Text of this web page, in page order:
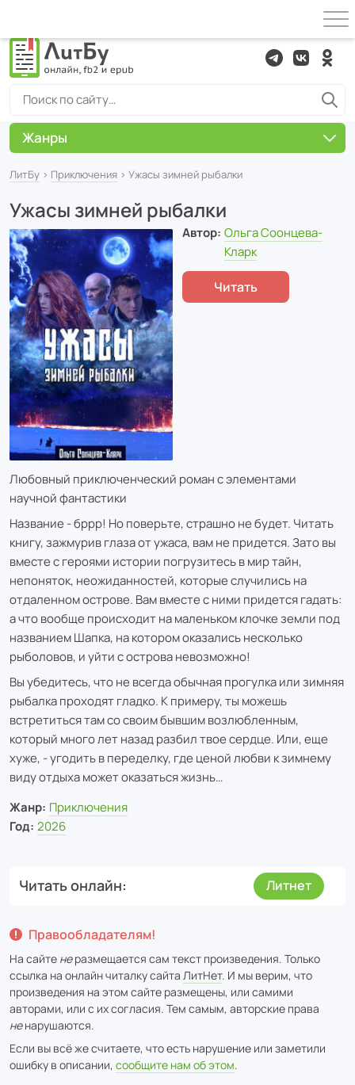
ЛитБу › Приключения › Ужасы зимней рыбалки
Ужасы зимней рыбалки
Автор: Ольга Соонцева-
Кларк
Читать
Любовный приключенческий роман с элементами
научной фантастики
Название - бррр! Но поверьте, страшно не будет. Читать
книгу, зажмурив глаза от ужаса, вам не придется. Зато вы
вместе с героями истории погрузитесь в мир тайн,
непоняток, неожиданностей, которые случились на
отдаленном острове. Вам вместе с ними придется гадать:
а что вообще происходит на маленьком клочке земли под
названием Шапка, на котором оказались несколько
рыболовов, и уйти с острова невозможно!
Вы убедитесь, что не всегда обычная прогулка или зимняя
рыбалка проходят гладко. К примеру, ты можешь
встретиться там со своим бывшим возлюбленным,
который много лет назад разбил твое сердце. Или, еще
хуже, - угодить в переделку, где ценой любви к зимнему
виду отдыха может оказаться жизнь…
Жанр: Приключения
Год: 2026
Читать онлайн Литнет
Правообладателям!
На сайте неразмещается сам текст произведения. Только
ссылка на онлайн читалку сайта ЛитНет. И мы верим, что
произведения на этом сайте размещены, или самими
авторами, или с их согласия. Тем самым, авторские права
ненарушаются.
Если вы всё же считаете, что есть нарушение или заметили
ошибку в описании, сообщите нам об этом.
Жанры